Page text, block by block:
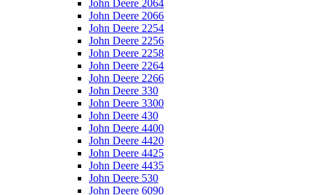
John Deere 2064
John Deere 2066
John Deere 2254
John Deere 2256
John Deere 2258
John Deere 2264
John Deere 2266
John Deere 330
John Deere 3300
John Deere 430
John Deere 4400
John Deere 4420
John Deere 4425
John Deere 4435
John Deere 530
John Deere 6090